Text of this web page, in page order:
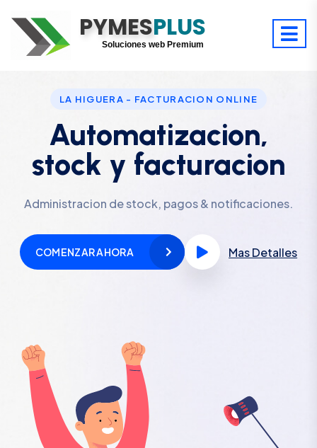
PYMESPLUS
Digitaliza tu éxito
Soluciones web Premium
LA HIGUERA - FACTURACION ONLINE
Automatizacion,
stock y facturacion
Administracion de stock, pagos & notificaciones.
COMENZAR AHORA Mas Detalles